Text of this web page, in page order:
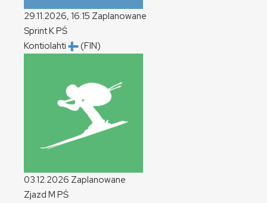
29.11.2026, 16:15 Zaplanowane
SprintKPŚ
Kontiolahti
(FIN)
03.12.2026 Zaplanowane
Zjazd M PŚ